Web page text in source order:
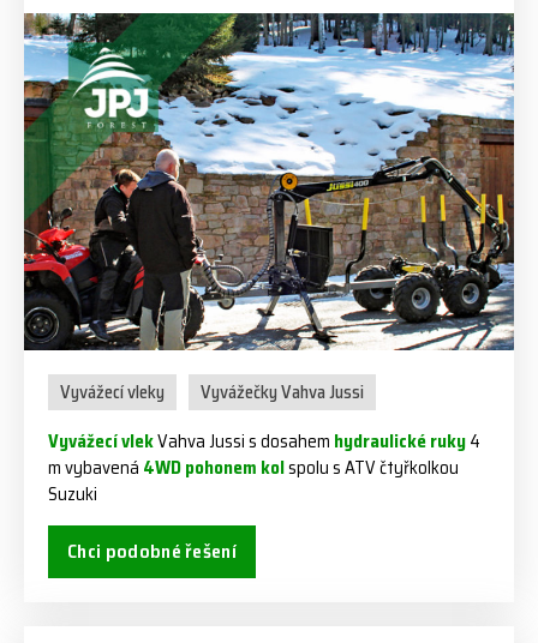
Vyvážecí vleky
Vyvážečky Vahva Jussi
Vyvážecí vlekVahva Jussi s dosahem hydraulické ruky4
m vybavená 4WD pohonem kolspolu s ATV čtyřkolkou
Suzuki
Chci podobné řešení